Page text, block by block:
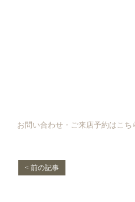
お問い合わせ・ご来店予約はこち
< 前の記事